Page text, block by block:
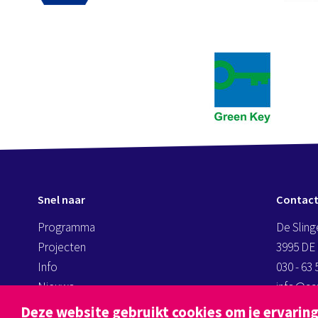
Deze website gebruikt cookies om je
Snel naar
Programma
Projecten
Info
Nieuws
Contact
De
3995
030 - 63